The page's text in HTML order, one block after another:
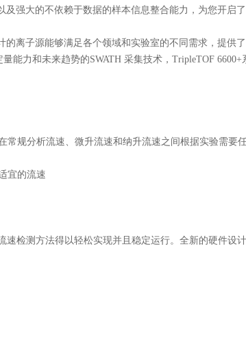
及强大的不依赖于数据的样本信息整合能力，为您开启
离子源能够满足各个领域和实验室的不同需求，提供
能力和未来趋势的SWATH 采集技术，TripleTOF
常规分析流速、微升流速和纳升流速之间根据实验需要
宜的流速
速检测方法得以轻松实现并且稳定运行。全新的硬件设